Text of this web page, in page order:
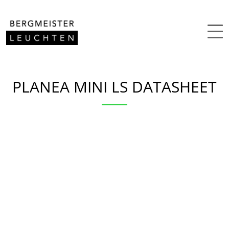
PLANEA MINI LS DATASHEET